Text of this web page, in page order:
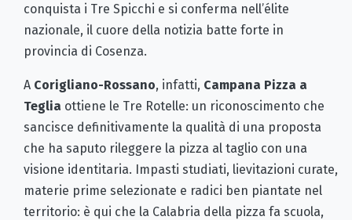
conquista i Tre Spicchi e si conferma nell’élite
nazionale, il cuore della notizia batte forte in
provincia di Cosenza.
A Corigliano-Rossano, infatti, Campana Pizza a
Teglia ottiene le Tre Rotelle: un riconoscimento che
sancisce definitivamente la qualità di una proposta
che ha saputo rileggere la pizza al taglio con una
visione identitaria. Impasti studiati, lievitazioni curate,
materie prime selezionate e radici ben piantate nel
territorio: è qui che la Calabria della pizza fa scuola,